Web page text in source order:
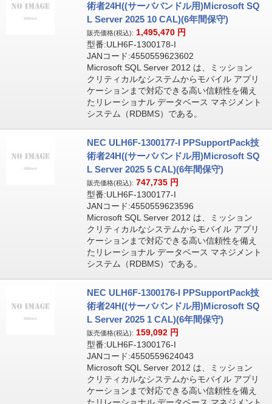
術者24H((サーババンドル用)Microsoft SQ
L Server 2025 10 CAL)(6年間保守)
販売価格(税込): 1,495,470 円
型番:ULH6F-1300178-I
JANコード:4550559623602
Microsoft SQL Server 2012 は、ミッション
クリティカルなシステムからモバイル アプリ
ケーションまで対応できる高い信頼性を備え
たリレーショナル データベース マネジメント
システム（RDBMS）である。
NEC ULH6F-1300177-I PPSupportPack技
術者24H((サーババンドル用)Microsoft SQ
L Server 2025 5 CAL)(6年間保守)
販売価格(税込): 747,735 円
型番:ULH6F-1300177-I
JANコード:4550559623596
Microsoft SQL Server 2012 は、ミッション
クリティカルなシステムからモバイル アプリ
ケーションまで対応できる高い信頼性を備え
たリレーショナル データベース マネジメント
システム（RDBMS）である。
NEC ULH6F-1300176-I PPSupportPack技
術者24H((サーババンドル用)Microsoft SQ
L Server 2025 1 CAL)(6年間保守)
販売価格(税込): 159,092 円
型番:ULH6F-1300176-I
JANコード:4550559624043
Microsoft SQL Server 2012 は、ミッション
クリティカルなシステムからモバイル アプリ
ケーションまで対応できる高い信頼性を備え